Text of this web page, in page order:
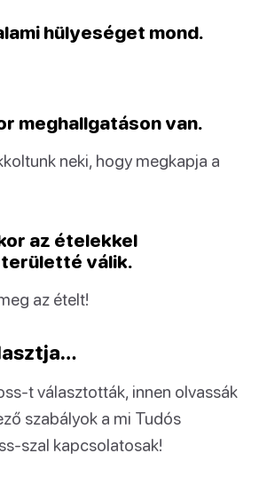
hülyeséget mond.
meghallgatáson van.
neki, hogy megkapja a
az ételekkel
válik.
az ételt!
t választották, innen olvassák
szabályok a mi Tudós
szal kapcsolatosak!